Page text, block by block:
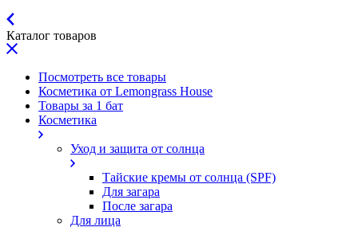
Каталог товаров
Посмотреть все товары
Косметика от Lemongrass House
Товары за 1 бат
Косметика
Уход и защита от солнца
Тайские кремы от солнца (SPF)
Для загара
После загара
Для лица